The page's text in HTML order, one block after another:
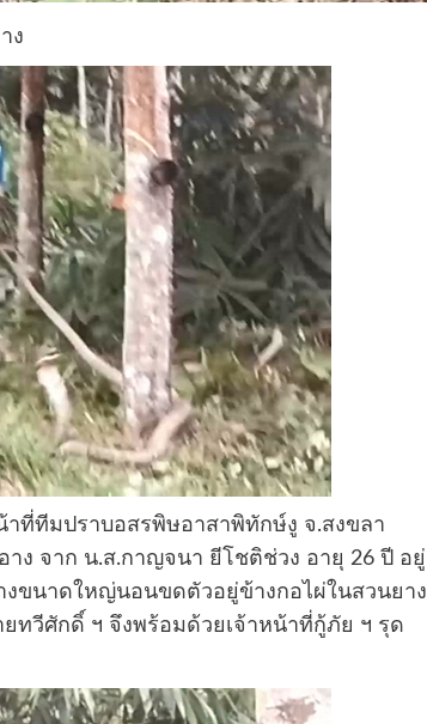
ง
ที่ทีมปราบอสรพิษอาสาพิทักษ์งู จ.สงขลา
ง จาก น.ส.กาญจนา ยีโชติช่วง อายุ 26 ปี อยู่
งขนาดใหญ่นอนขดตัวอยู่ข้างกอไผ่ในสวนยาง
ทวีศักดิ์ ฯ จึงพร้อมด้วยเจ้าหน้าที่กู้ภัย ฯ รุด